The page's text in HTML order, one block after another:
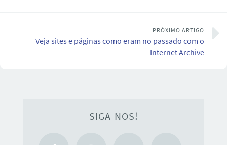
PRÓXIMO ARTIGO
Veja sites e páginas como eram no passado com o
Internet Archive
SIGA-NOS!